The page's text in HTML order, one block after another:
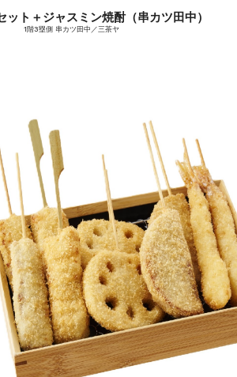
ット＋ジャスミン焼酎（串カツ田中）
1階3塁側 串カツ田中／三茶ヤ